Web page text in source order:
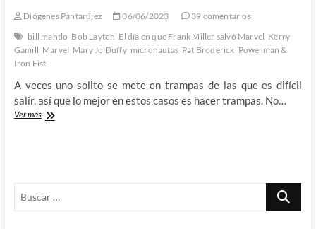
Diógenes Pantarújez 06/06/2023
39 comentarios
bill mantlo Bob Layton El día en que Frank Miller salvó Marvel Kerry
Gamill Marvel Mary Jo Duffy micronautas Pat Broderick Powerman &
Iron Fist
A veces uno solito se mete en trampas de las que es difícil
salir, así que lo mejor en estos casos es hacer trampas. No…
Ver másLos
en
Buscar